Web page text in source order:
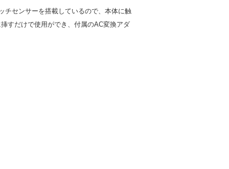
チセンサーを搭載しているので、本体に触
すだけで使用ができ、付属のAC変換アダ